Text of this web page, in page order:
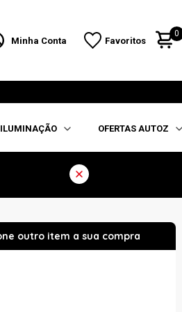
Minha Conta Favoritos
0
ILUMINAÇÃO OFERTAS AUTOZ